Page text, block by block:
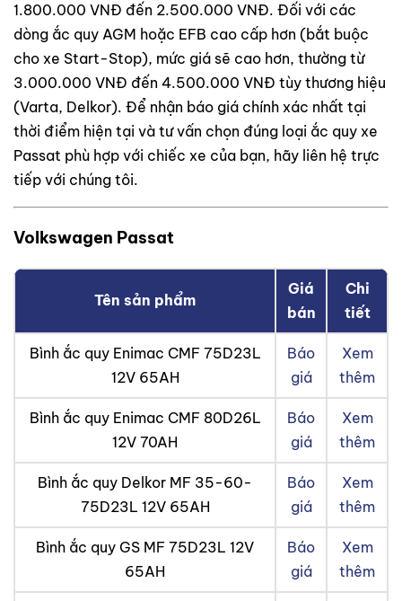
1.800.000 VNĐ đến 2.500.000 VNĐ. Đối với các
dòng ắc quy AGM hoặc EFB cao cấp hơn (bắt buộc
cho xe Start-Stop), mức giá sẽ cao hơn, thường từ
3.000.000 VNĐ đến 4.500.000 VNĐ tùy thương hiệu
(Varta, Delkor). Để nhận báo giá chính xác nhất tại
thời điểm hiện tại và tư vấn chọn đúng loại ắc quy xe
Passat phù hợp với chiếc xe của bạn, hãy liên hệ trực
tiếp với chúng tôi.
Volkswagen Passat
Tên sản phẩm
Giá
bán
Chi
tiết
Bình ắc quy Enimac CMF 75D23L
12V 65AH
Báo
giá
Xem
thêm
Bình ắc quy Enimac CMF 80D26L
12V 70AH
Báo
giá
Xem
thêm
Bình ắc quy Delkor MF 35-60-
75D23L 12V 65AH
Báo
giá
Xem
thêm
Bình ắc quy GS MF 75D23L 12V
65AH
Báo
giá
Xem
thêm